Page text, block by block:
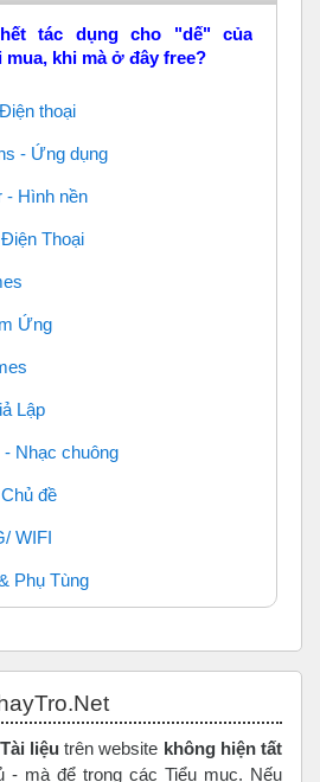
tác dụng cho "dế" của
mua, khi mà ở đây free?
thoại
Diễn đàn
- Ứng dụng
Diễn đàn
- Hình nền
Diễn đàn
Thoại
Diễn đàn
đàn
Ứng
Diễn đàn
đàn
Lập
Diễn đàn
- Nhạc chuông
Diễn đàn
đề
Diễn đàn
WIFI
Diễn đàn
Phụ Tùng
Diễn đàn
Tài liệu trên website không hiện tất
- mà để trong các Tiểu mục. Nếu